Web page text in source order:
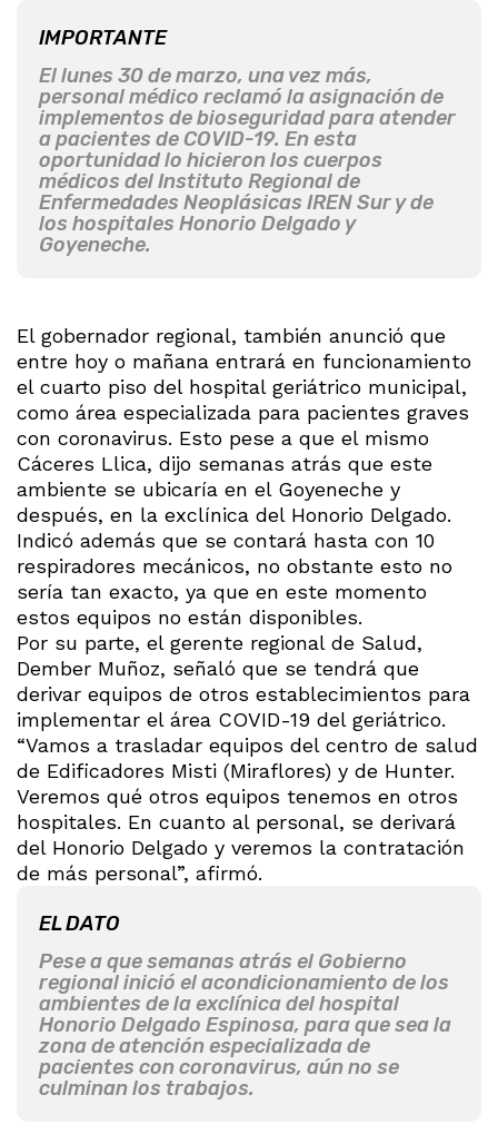
IMPORTANTE
El lunes 30 de marzo, una vez más,
personal médico reclamó la asignación de
implementos de bioseguridad para atender
a pacientes de COVID-19. En esta
oportunidad lo hicieron los cuerpos
médicos del Instituto Regional de
Enfermedades Neoplásicas IREN Sur y de
los hospitales Honorio Delgado y
Goyeneche.
El gobernador regional, también anunció que
entre hoy o mañana entrará en funcionamiento
el cuarto piso del hospital geriátrico municipal,
como área especializada para pacientes graves
con coronavirus. Esto pese a que el mismo
Cáceres Llica, dijo semanas atrás que este
ambiente se ubicaría en el Goyeneche y
después, en la exclínica del Honorio Delgado.
Indicó además que se contará hasta con 10
respiradores mecánicos, no obstante esto no
sería tan exacto, ya que en este momento
estos equipos no están disponibles.
Por su parte, el gerente regional de Salud,
Dember Muñoz, señaló que se tendrá que
derivar equipos de otros establecimientos para
implementar el área COVID-19 del geriátrico.
“Vamos a trasladar equipos del centro de salud
de Edificadores Misti (Miraflores) y de Hunter.
Veremos qué otros equipos tenemos en otros
hospitales. En cuanto al personal, se derivará
del Honorio Delgado y veremos la contratación
de más personal”, afirmó.
EL DATO
Pese a que semanas atrás el Gobierno
regional inició el acondicionamiento de los
ambientes de la exclínica del hospital
Honorio Delgado Espinosa, para que sea la
zona de atención especializada de
pacientes con coronavirus, aún no se
culminan los trabajos.